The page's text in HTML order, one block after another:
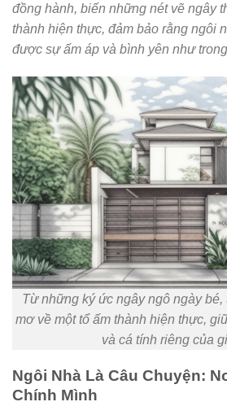
đồng hành, biến những nét vẽ ngây
thành hiện thực, đảm bảo rằng ngôi
được sự ấm áp và bình yên như
Từ những ký ức ngây ngô ngày
mơ về một tổ ấm thành hiện thực,
và cá tính riêng của
Ngôi Nhà Là Câu Chuyện:
Chính Mình